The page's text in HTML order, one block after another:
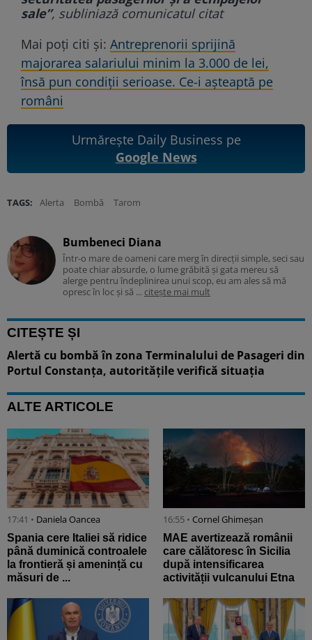
sale”, subliniază comunicatul citat
Mai poți citi și: Antreprenorii sprijină
majorarea salariului minim la 3.000 de lei,
însă pun condiții serioase. Ce-i așteaptă pe
români
Urmărește Daily Business pe
Google News
TAGS: Alerta Bombă Tarom
Bumbeneci Diana
Într-o mare de oameni care merg în direcții simple, seci sau
poate chiar absurde, o lume grăbită și gata mereu să
alerge pentru îndeplinirea unui scop, eu am ales să mă
opresc în loc și să ... citește mai mult
CITEȘTE ȘI
Alertă cu bombă în zona Terminalului de Pasageri din
Portul Constanța, autoritățile verifică situația
ALTE ARTICOLE
17:41 • Daniela Oancea
Spania cere Italiei să ridice
până duminică controalele
la frontieră și amenință cu
măsuri de ...
16:55 • Cornel Ghimeșan
MAE avertizează românii
care călătoresc în Sicilia
după intensificarea
activității vulcanului Etna